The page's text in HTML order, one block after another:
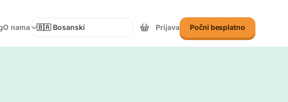
O nama
Odaberite jezik
Prijava Počni besplatno